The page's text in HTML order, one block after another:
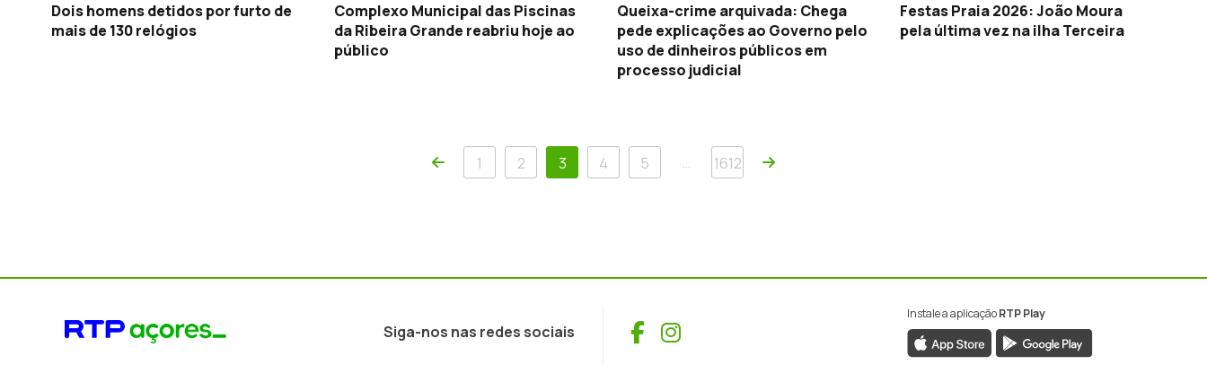
Dois homens detidos por furto de
mais de 130 relógios
Complexo Municipal das Piscinas
da Ribeira Grande reabriu hoje ao
público
Queixa-crime arquivada: Chega
pede explicações ao Governo pelo
uso de dinheiros públicos em
processo judicial
Festas Praia 2026: João Moura
pela última vez na ilha Terceira
Anterior
1 2 3 4 5 … 1612 Próxima
Siga-nos nas redes sociais Facebook
Instagram
Instale a aplicaçãoRTP Play